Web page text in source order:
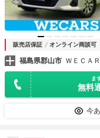
販売店保証 オンライン商談可
福島県郡山市 ＷＥＣＡ
ま
無料
今